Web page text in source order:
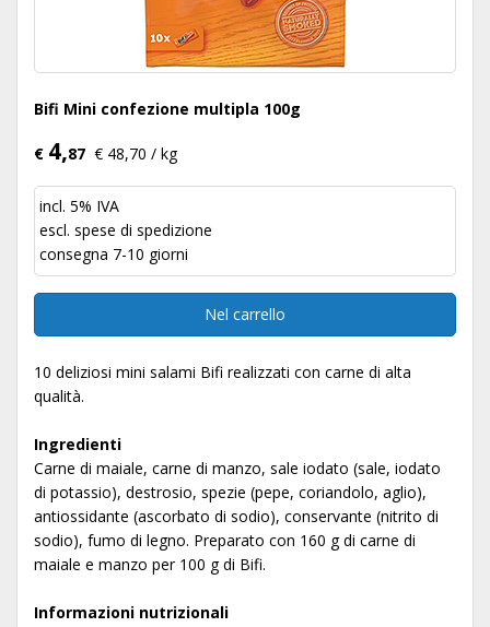
Bifi Mini confezione multipla 100g
€ 4,87 € 48,70 / kg
incl. 5% IVA
escl. spese di spedizione
consegna 7-10 giorni
Nel carrello
10 deliziosi mini salami Bifi realizzati con carne di alta
qualità.
Ingredienti
Carne di maiale, carne di manzo, sale iodato (sale, iodato
di potassio), destrosio, spezie (pepe, coriandolo, aglio),
antiossidante (ascorbato di sodio), conservante (nitrito di
sodio), fumo di legno. Preparato con 160 g di carne di
maiale e manzo per 100 g di Bifi.
Informazioni nutrizionali